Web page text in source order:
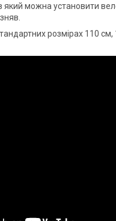
можна установити
розмірах 110